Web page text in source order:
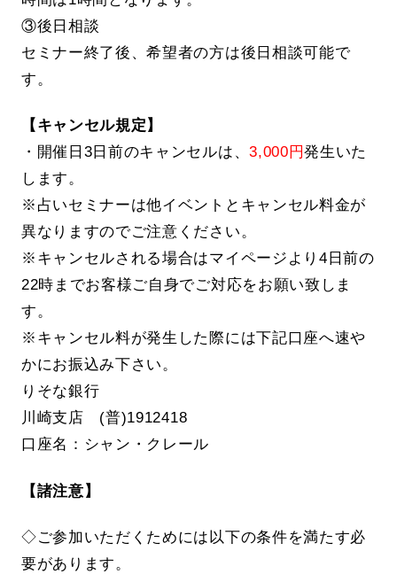
③後日相談
セミナー終了後、希望者の方は後日相談可能で
す。
【キャンセル規定】
・開催日3日前のキャンセルは、3,000円発生いた
します。
※占いセミナーは他イベントとキャンセル料金が
異なりますのでご注意ください。
※キャンセルされる場合はマイページより4日前の
22時までお客様ご自身でご対応をお願い致しま
す。
※キャンセル料が発生した際には下記口座へ速や
かにお振込み下さい。
りそな銀行
川崎支店 (普)1912418
口座名：シャン・クレール
【諸注意】
◇ご参加いただくためには以下の条件を満たす必
要があります。